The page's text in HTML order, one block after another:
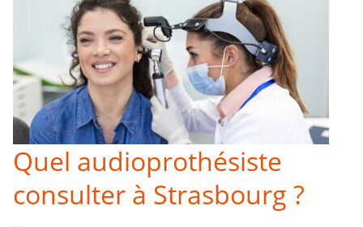
Quel audioprothésiste
consulter à Strasbourg ?